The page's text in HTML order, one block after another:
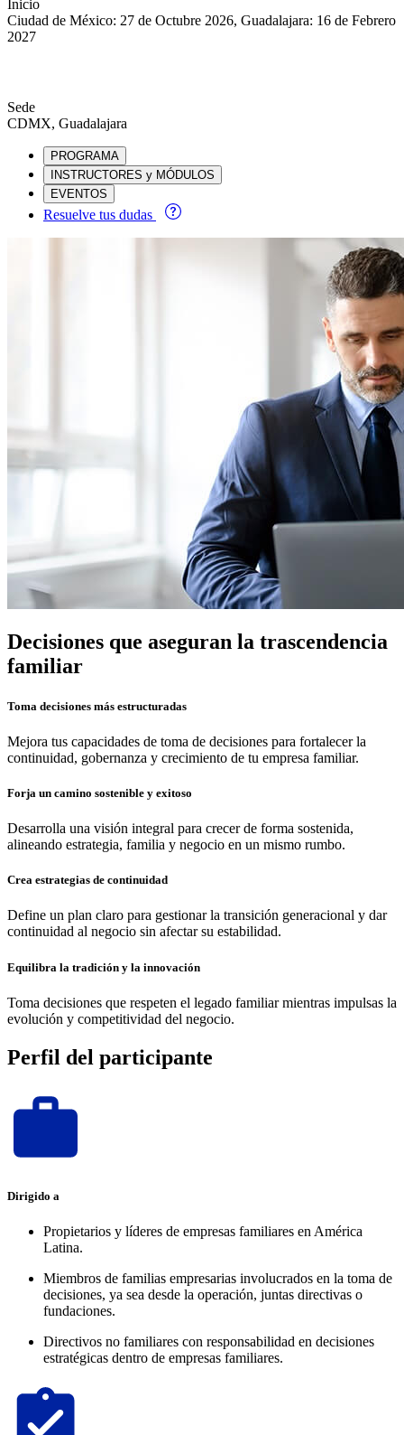
Inicio
Ciudad de México: 27 de Octubre 2026, Guadalajara: 16 de Febrero
2027
Sede
CDMX, Guadalajara
PROGRAMA
INSTRUCTORES y MÓDULOS
EVENTOS
Resuelve tus dudas
Decisiones que aseguran la trascendencia
familiar
Toma decisiones más estructuradas
Mejora tus capacidades de toma de decisiones para fortalecer la
continuidad, gobernanza y crecimiento de tu empresa familiar.
Forja un camino sostenible y exitoso
Desarrolla una visión integral para crecer de forma sostenida,
alineando estrategia, familia y negocio en un mismo rumbo.
Crea estrategias de continuidad
Define un plan claro para gestionar la transición generacional y dar
continuidad al negocio sin afectar su estabilidad.
Equilibra la tradición y la innovación
Toma decisiones que respeten el legado familiar mientras impulsas la
evolución y competitividad del negocio.
Perfil del participante
Dirigido a
Propietarios y líderes de empresas familiares en América
Latina.
Miembros de familias empresarias involucrados en la toma de
decisiones, ya sea desde la operación, juntas directivas o
fundaciones.
Directivos no familiares con responsabilidad en decisiones
estratégicas dentro de empresas familiares.